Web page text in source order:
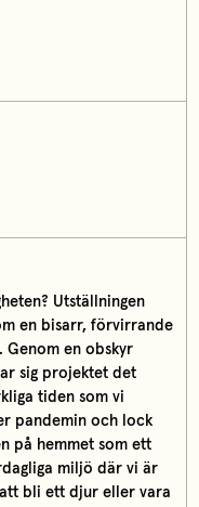
Utställningen
en bisarr, förvirrande
en obskyr
sig projektet det
tiden som vi
pandemin och lock
på hemmet som ett
miljö där vi är
att bli ett djur eller vara